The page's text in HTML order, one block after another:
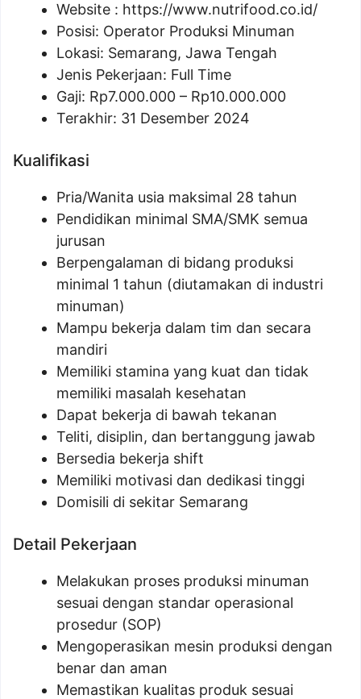
Website : https://www.nutrifood.co.id/
Posisi: Operator Produksi Minuman
Lokasi: Semarang, Jawa Tengah
Jenis Pekerjaan: Full Time
Gaji: Rp7.000.000 – Rp10.000.000
Terakhir: 31 Desember 2024
Kualifikasi
Pria/Wanita usia maksimal 28 tahun
Pendidikan minimal SMA/SMK semua
jurusan
Berpengalaman di bidang produksi
minimal 1 tahun (diutamakan di industri
minuman)
Mampu bekerja dalam tim dan secara
mandiri
Memiliki stamina yang kuat dan tidak
memiliki masalah kesehatan
Dapat bekerja di bawah tekanan
Teliti, disiplin, dan bertanggung jawab
Bersedia bekerja shift
Memiliki motivasi dan dedikasi tinggi
Domisili di sekitar Semarang
Detail Pekerjaan
Melakukan proses produksi minuman
sesuai dengan standar operasional
prosedur (SOP)
Mengoperasikan mesin produksi dengan
benar dan aman
Memastikan kualitas produk sesuai